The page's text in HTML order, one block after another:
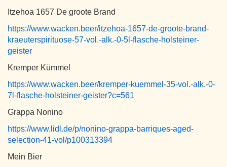
Itzehoa 1657 De groote Brand
https://www.wacken.beer/itzehoa-1657-de-groote-brand-
kraeuterspirituose-57-vol.-alk.-0-5l-flasche-holsteiner-
geister
Kremper Kümmel
https://www.wacken.beer/kremper-kuemmel-35-vol.-alk.-0-
7l-flasche-holsteiner-geister?c=561
Grappa Nonino
https://www.lidl.de/p/nonino-grappa-barriques-aged-
selection-41-vol/p100313394
Mein Bier